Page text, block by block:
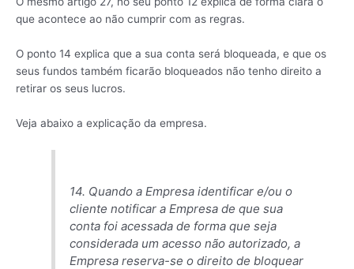
que acontece ao não cumprir com as regras.
O ponto 14 explica que a sua conta será bloqueada, e que os
seus fundos também ficarão bloqueados não tenho direito a
retirar os seus lucros.
Veja abaixo a explicação da empresa.
14. Quando a Empresa identificar e/ou o
cliente notificar a Empresa de que sua
conta foi acessada de forma que seja
considerada um acesso não autorizado, a
Empresa reserva-se o direito de bloquear